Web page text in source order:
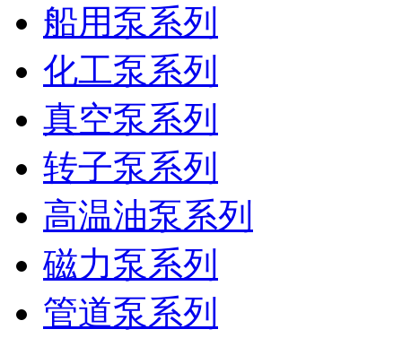
船用泵系列
化工泵系列
真空泵系列
转子泵系列
高温油泵系列
磁力泵系列
管道泵系列